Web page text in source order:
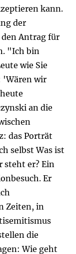
kann.
der
Antrag für
"Ich bin
wie Sie
'Wären wir
an die
das Porträt
selbst Was ist
steht er? Ein
Er
Zeiten, in
die
Wie geht